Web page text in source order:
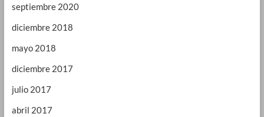
septiembre 2020
diciembre 2018
mayo 2018
diciembre 2017
julio 2017
abril 2017